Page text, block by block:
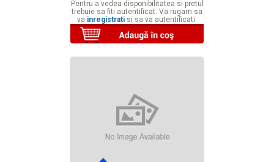
Pentru a vedea disponibilitatea si pretul
trebuie sa fiti autentificat. Va rugam sa
va inregistrati si sa va autentificati.